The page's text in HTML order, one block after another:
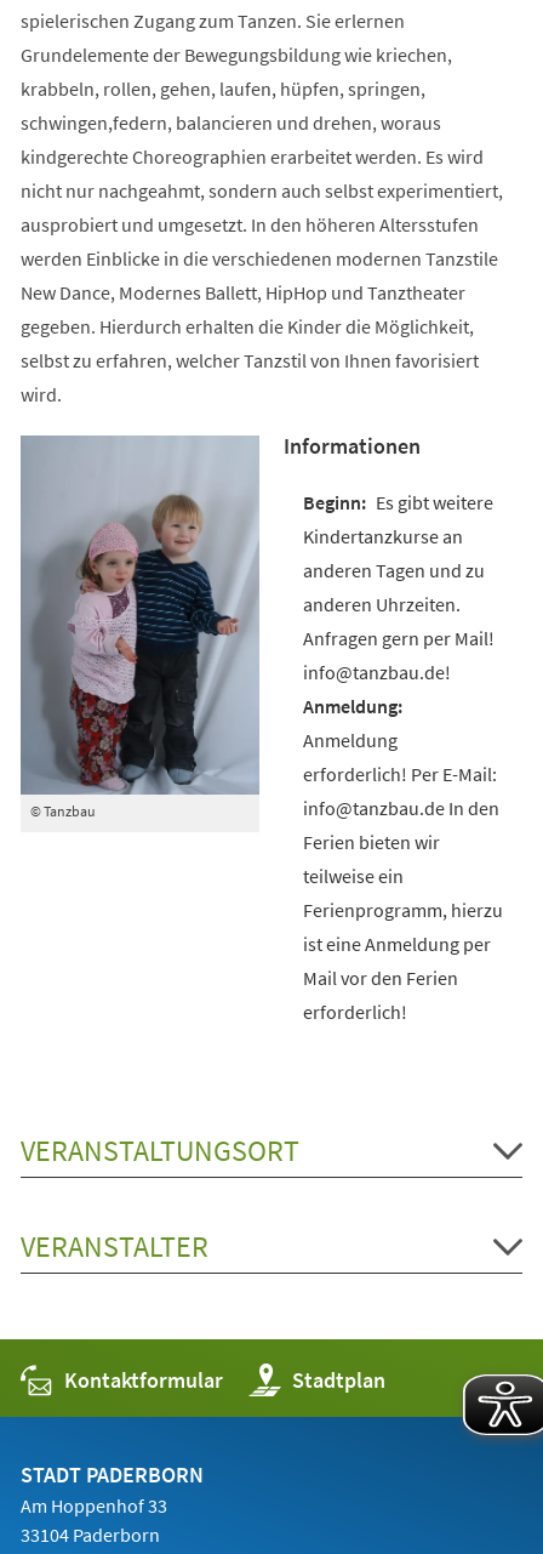
spielerischen Zugang zum Tanzen. Sie erlernen
Grundelemente der Bewegungsbildung wie kriechen,
krabbeln, rollen, gehen, laufen, hüpfen, springen,
schwingen,federn, balancieren und drehen, woraus
kindgerechte Choreographien erarbeitet werden. Es wird
nicht nur nachgeahmt, sondern auch selbst experimentiert,
ausprobiert und umgesetzt. In den höheren Altersstufen
werden Einblicke in die verschiedenen modernen Tanzstile
New Dance, Modernes Ballett, HipHop und Tanztheater
gegeben. Hierdurch erhalten die Kinder die Möglichkeit,
selbst zu erfahren, welcher Tanzstil von Ihnen favorisiert
wird.
© Tanzbau
Informationen
Es gibt weitere
Kindertanzkurse an
anderen Tagen und zu
anderen Uhrzeiten.
Anfragen gern per Mail!
info@tanzbau.de!
Anmeldung
erforderlich! Per E-Mail:
info@tanzbau.de In den
Ferien bieten wir
teilweise ein
Ferienprogramm, hierzu
ist eine Anmeldung per
Mail vor den Ferien
erforderlich!
VERANSTALTUNGSORT
VERANSTALTER
Kontaktformular Stadtplan
(Öffnet
in
einem
STADT PADERBORN
Am Hoppenhof 33
33104 Paderborn